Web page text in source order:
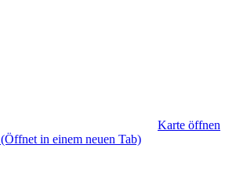
Karte öffnen
(Öffnet in einem neuen Tab)